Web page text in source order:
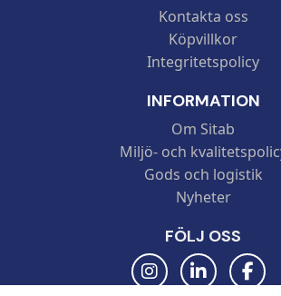
Kontakta oss
Köpvillkor
Integritetspolicy
INFORMATION
Om Sitab
Miljö- och
Gods och logistik
Nyheter
FÖLJ OSS